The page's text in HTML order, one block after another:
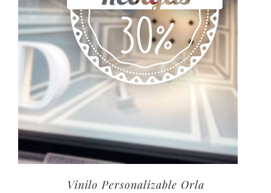
ESTE
PRODUCTO
TIENE
MÚLTIPLES
VARIANTES.
LAS
OPCIONES
SE
EN
LA
PÁGINA
DE
PRODUCTO
Vinilo Personalizable Orla